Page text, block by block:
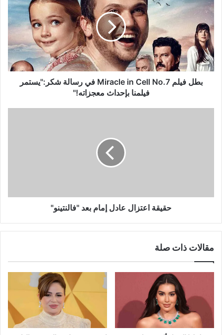
Miracle
in
Cell
No.7
في
رسالة
شكر:"يستمر
فيلمنا
بطل فيلم Miracle in Cell No.7 في رسالة شكر:"يستمر
فيلمنا بإحداث معجزاته!"
حقيقة اعتزال عادل إمام بعد "فالنتينو"
مقالات ذات صلة